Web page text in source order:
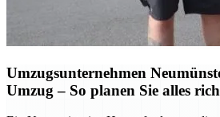
Umzugsunternehmen
Umzug – So planen Sie alles